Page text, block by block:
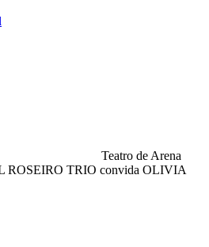
Teatro de Arena
ROSEIRO TRIO convida OLIVIA